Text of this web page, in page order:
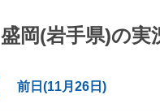
盛岡(岩手県)の実
前日(11月26日)